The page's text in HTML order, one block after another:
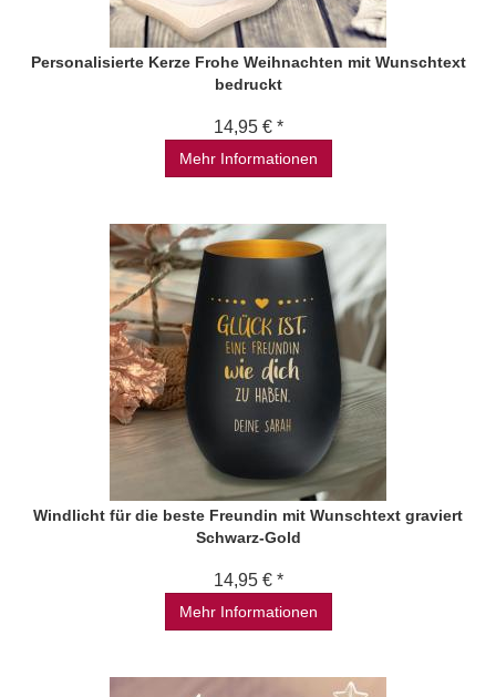
Personalisierte Kerze Frohe Weihnachten mit Wunschtext
bedruckt
14,95 € *
Mehr Informationen
Windlicht für die beste Freundin mit Wunschtext graviert
Schwarz-Gold
14,95 € *
Mehr Informationen